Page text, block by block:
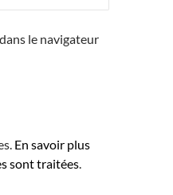
le navigateur
En savoir plus
sont traitées